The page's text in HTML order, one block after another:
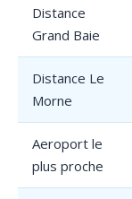
Distance
Grand Baie
Distance Le
Morne
Aeroport le
plus proche